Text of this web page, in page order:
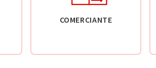
COMERCIANTE